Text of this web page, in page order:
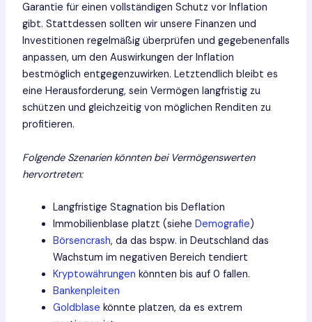
Garantie für einen vollständigen Schutz vor Inflation
gibt. Stattdessen sollten wir unsere Finanzen und
Investitionen regelmäßig überprüfen und gegebenenfalls
anpassen, um den Auswirkungen der Inflation
bestmöglich entgegenzuwirken. Letztendlich bleibt es
eine Herausforderung, sein Vermögen langfristig zu
schützen und gleichzeitig von möglichen Renditen zu
profitieren.
Folgende Szenarien könnten bei Vermögenswerten
hervortreten:
Langfristige Stagnation bis Deflation
Immobilienblase platzt (siehe Demografie)
Börsencrash, da das bspw. in Deutschland das
Wachstum im negativen Bereich tendiert
Kryptowährungen könnten bis auf 0 fallen.
Bankenpleiten
Goldblase könnte platzen, da es extrem